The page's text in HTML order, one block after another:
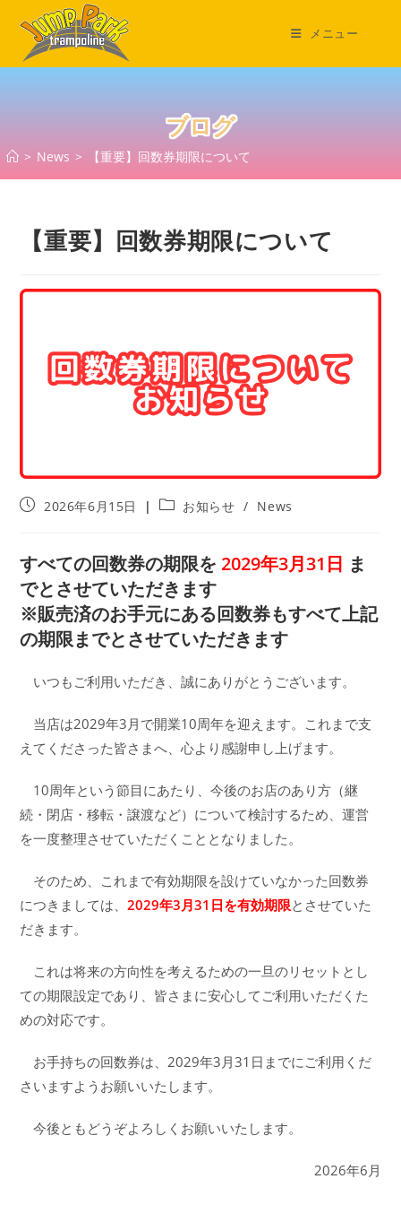
キ
メニュー
ブログ
> News > 【重要】回数券期限について
【重要】回数券期限について
投
開
日:
2026年6月15日
投
テ
ゴ
リ
ー:
お知らせ / News
すべての回数券の期限を2029年3月31日 ま
でとさせていただきます
※販売済のお手元にある回数券もすべて上記
の期限までとさせていただきます
いつもご利用いただき、誠にありがとうございます。
当店は2029年3月で開業10周年を迎えます。これまで支
えてくださった皆さまへ、心より感謝申し上げます。
10周年という節目にあたり、今後のお店のあり方（継
続・閉店・移転・譲渡など）について検討するため、運営
を一度整理させていただくこととなりました。
そのため、これまで有効期限を設けていなかった回数券
につきましては、2029年3月31日を有効期限とさせていた
だきます。
これは将来の方向性を考えるための一旦のリセットとし
ての期限設定であり、皆さまに安心してご利用いただくた
めの対応です。
お手持ちの回数券は、2029年3月31日までにご利用くだ
さいますようお願いいたします。
今後ともどうぞよろしくお願いいたします。
2026年6月